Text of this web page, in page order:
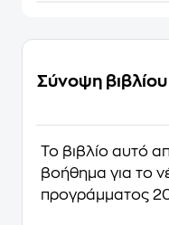
Σύνοψη βιβλίου
Το βιβλίο αυτό
βοήθημα για το
προγράμματος